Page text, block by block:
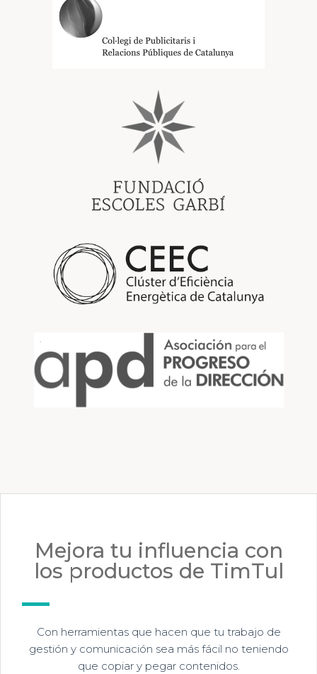
Mejora tu influencia con
los productos de TimTul
Con herramientas que hacen que tu trabajo de
gestión y comunicación sea más fácil no teniendo
que copiar y pegar contenidos.